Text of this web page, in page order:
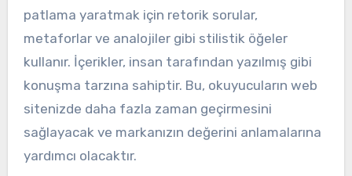
patlama yaratmak için retorik sorular,
metaforlar ve analojiler gibi stilistik öğeler
kullanır. İçerikler, insan tarafından yazılmış gibi
konuşma tarzına sahiptir. Bu, okuyucuların web
sitenizde daha fazla zaman geçirmesini
sağlayacak ve markanızın değerini anlamalarına
yardımcı olacaktır.